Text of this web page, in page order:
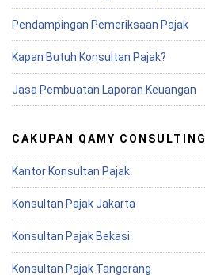
Pendampingan Pemeriksaan Pajak
Kapan Butuh Konsultan Pajak?
Jasa Pembuatan Laporan Keuangan
CAKUPAN QAMY CONSULTING
Kantor Konsultan Pajak
Konsultan Pajak Jakarta
Konsultan Pajak Bekasi
Konsultan Pajak Tangerang